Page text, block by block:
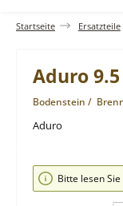
Startseite Ersatzteile
Aduro
Bodenstein /
Aduro
Bildergalerie
Bitte lesen